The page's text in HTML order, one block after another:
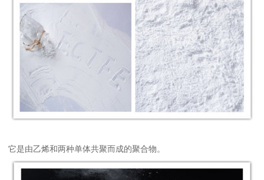
它是由乙烯和两种单体共聚而成的聚合物。